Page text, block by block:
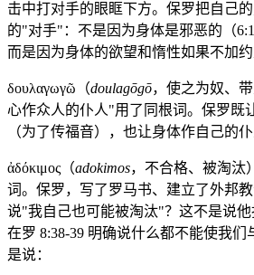
击中打对手的眼眶下方。保罗把自己
的"对手"：不是因为身体是邪恶的（
而是因为身体的欲望和惰性如果不加
δουλαγωγῶ（doulagōgō，使之为奴、
心作众人的仆人"用了同根词。保罗既
（为了传福音），也让身体作自己的
ἀδόκιμος（adokimos，不合格、被淘汰
词。保罗，写了罗马书、建立了外邦
说"我自己也可能被淘汰"？这不是说
在罗 8:38-39 明确说什么都不能使我们
是说：